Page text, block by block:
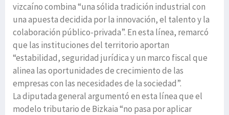
vizcaíno combina “una sólida tradición industrial con
una apuesta decidida por la innovación, el talento y la
colaboración público-privada”. En esta línea, remarcó
que las instituciones del territorio aportan
“estabilidad, seguridad jurídica y un marco fiscal que
alinea las oportunidades de crecimiento de las
empresas con las necesidades de la sociedad”.
La diputada general argumentó en esta línea que el
modelo tributario de Bizkaia “no pasa por aplicar